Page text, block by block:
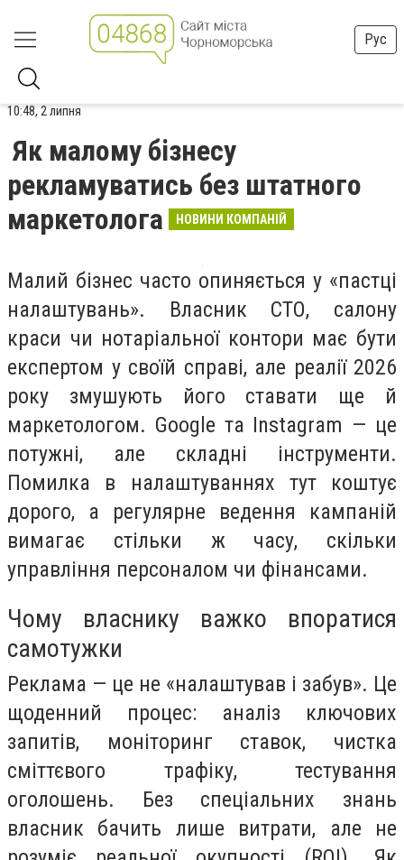
Рус
10:48, 2 липня
Як малому бізнесу
рекламуватись без штатного
маркетолога
НОВИНИ КОМПАНІЙ
Малий бізнес часто опиняється у «пастці
налаштувань». Власник СТО, салону
краси чи нотаріальної контори має бути
експертом у своїй справі, але реалії 2026
року змушують його ставати ще й
маркетологом. Google та Instagram — це
потужні, але складні інструменти.
Помилка в налаштуваннях тут коштує
дорого, а регулярне ведення кампаній
вимагає стільки ж часу, скільки
управління персоналом чи фінансами.
Чому власнику важко впоратися
самотужки
Реклама — це не «налаштував і забув». Це
щоденний процес: аналіз ключових
запитів, моніторинг ставок, чистка
сміттєвого трафіку, тестування
оголошень. Без спеціальних знань
власник бачить лише витрати, але не